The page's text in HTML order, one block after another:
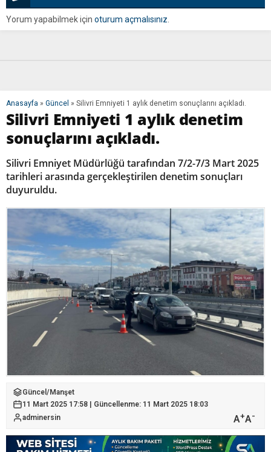
Yorum yapabilmek için oturum açmalısınız
Anasayfa » Güncel » Silivri Emniyeti 1 aylık denetim sonuçlarını açıkladı.
Silivri Emniyeti 1 aylık denetim
sonuçlarını açıkladı.
Silivri Emniyet Müdürlüğü tarafından 7/2-7/3 Mart 2025
tarihleri arasında gerçekleştirilen denetim sonuçları
duyuruldu.
Güncel /Manşet
11 Mart 2025 17:58 | Güncellenme: 11 Mart 2025 18:03
adminersin
A+A-